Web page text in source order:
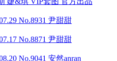
No.8931 尹甜甜
No.8871 尹甜甜
No.9041 安然anran